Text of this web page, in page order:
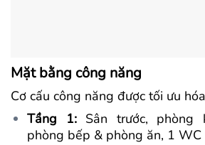
Mặt bằng công năng
Cơ cấu công năng được tối ưu
Tầng 1:Sân trước, phòng
phòng bếp & phòng ăn, 1 WC